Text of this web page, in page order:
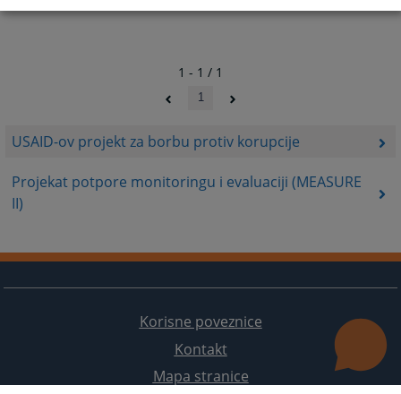
USAID-ov projekt za borbu protiv korupcije
Projekat potpore monitoringu i evaluaciji (MEASURE
II)
1 - 1 / 1
1
Korisne poveznice
Kontakt
Mapa stranice